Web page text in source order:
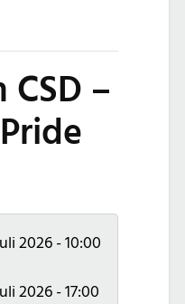
–
2026 - 10:00
2026 - 17:00